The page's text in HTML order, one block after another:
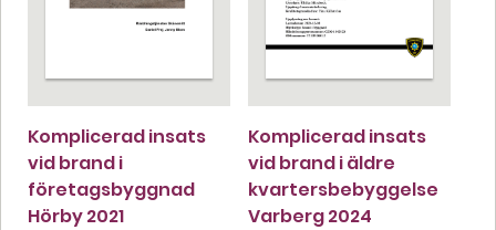
Komplicerad insats
vid brand i
företagsbyggnad
Hörby 2021
Komplicerad insats
vid brand i äldre
kvartersbebyggelse
Varberg 2024